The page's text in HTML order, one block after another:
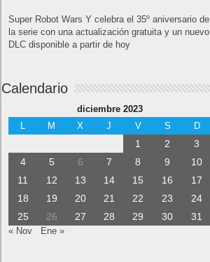
Super Robot Wars Y celebra el 35º aniversario de
la serie con una actualización gratuita y un nuevo
DLC disponible a partir de hoy
Calendario
diciembre 2023
L
M X J V S D
1 2
3
4
5 6 7 8 9
10
11
12 13 14 15 16
17
18
19 20 21 22 23
24
25
26 27 28 29 30 31
« Nov Ene »